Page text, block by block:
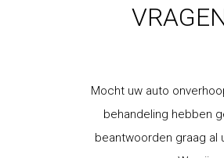
Mocht uw auto
behandeling hebben
beantwoorden graag al